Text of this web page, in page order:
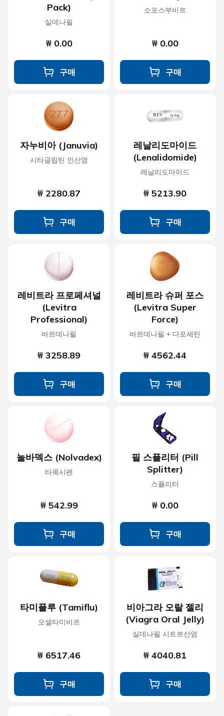
Pack)
실데나필
₩ 0.00
구매
소포스부비르
₩ 0.00
구매
자누비아 (Januvia)
시타글립틴 인산염
₩ 2280.87
구매
레날리도마이드
(Lenalidomide)
레날리도마이드
₩ 5213.90
구매
레비트라 프로페셔널
(Levitra
Professional)
바르데나필
₩ 3258.89
구매
레비트라 슈퍼 포스
(Levitra Super
Force)
바르데나필 + 다포세틴
₩ 4562.44
구매
놀바덱스 (Nolvadex)
타목시펜
₩ 542.99
구매
필 스플리터 (Pill
Splitter)
스플리터
₩ 0.00
구매
타미플루 (Tamiflu)
오셀타미비르
₩ 6517.46
구매
비아그라 오랄 젤리
(Viagra Oral Jelly)
실데나필 시트르산염
₩ 4040.81
구매